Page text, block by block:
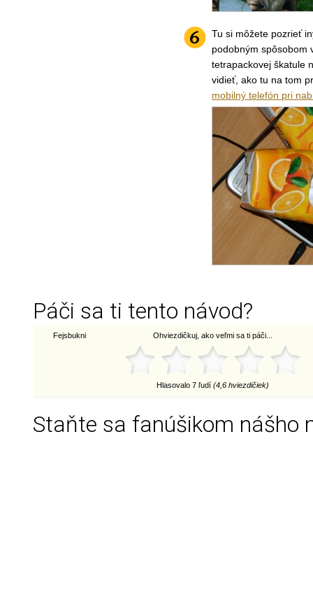
Tu si môžete pozrieť
podobným spôsobom
tetrapackovej škatule
vidieť, ako tu na tom
mobilný telefón pri
Páči sa ti tento návod?
Fejsbukni Ohviezdičkuj, ako veľmi sa ti páči...
Hlasovalo 7 ľudí (4,6 hviezdičiek)
Staňte sa fanúšikom nášho